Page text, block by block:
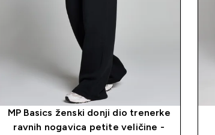
MP Basics ženski donji dio trenerke
ravnih nogavica petite veličine -